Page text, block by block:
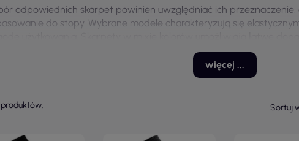
odpowiednich skarpet powinien uwzględniać ich
do stopy. Wybrane modele charakteryzują się
co czyni je praktycznym wyborem w różnych sytuacjach.
więcej ...
Sortuj